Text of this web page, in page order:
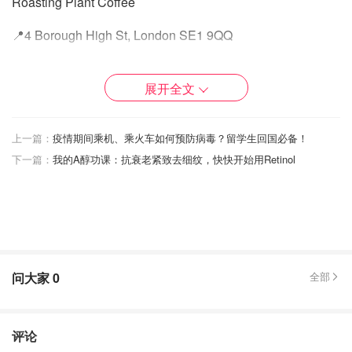
📍4 Borough High St, London SE1 9QQ
的机器的，还有一些咖啡豆和周边在卖。很多英国人会在这
拿铁味道还挺特别的，主要是他们的豆子很不一样，尝起来
很容易印象深刻。
The Gentlemen Baristas London Bridge
展开全文
上一篇： 疫情期间乘机、乘火车如何预防病毒？留学生回国必备！
下一篇： 我的A醇功课：抗衰老紧致去细纹，快快开始用Retinol
问大家0 全部
评论